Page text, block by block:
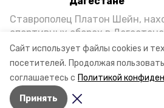
Сайт использует файлы cookies и
посетителей. Продолжая
соглашаетесь с Политикой
Принять
Ставрополец Платон Шейн,
спортивных сборах в
Каспийском море детей и
возвращении домой,
пригласили в министерство
наградили. Корреспондент
с юным героем.
февральским выходным
прошлогоднем уровне
скфо втб
ставропольский край